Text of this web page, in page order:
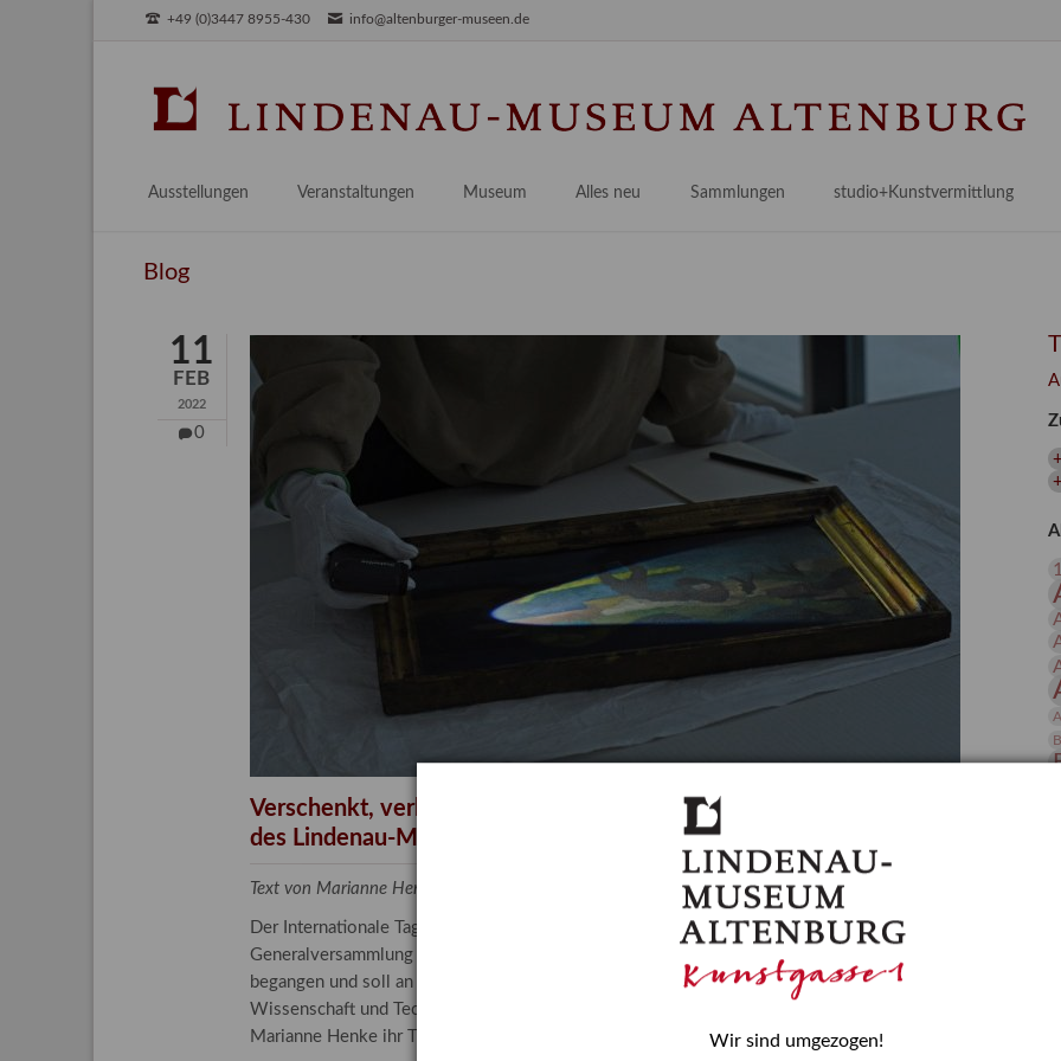
+49 (0)3447 8955-430 info@altenburger-museen.de
Ausstellungen
Aktuell
Veranstaltungen Museum
Praktikum / Praxisprojekt
Bestandskataloge & Editionen
Gesamtverzeichnis
Kalender
Alles neu
Provenienzforschung
Kulturelle Vermittlung
Länderübergreifende kulturtouristische Ziele
Sammlungen
Malerei 17.–19. Jh.
Deutsche Malerei 20./21. Jh.
Grafische Sammlung
Kunstbibliothek
Restaurierung
Forschung
studio+Kunstvermittlung
Angebote für Erwachsene
Angebote für Kitas
Blog
11
FEB
2022
0
Verschenkt, verkauft, vergessen? – Kunstdetektivinnen im Dienste
des Lindenau-Museums
Text von Marianne Henke, Provenienzforscherin am Lindenau-Museum Altenburg
Der Internationale Tag der Frauen und Mädchen in der Wissenschaft wurde 2015 in der
Generalversammlung der Vereinten Nationen beschlossen. Er wird jährlich am 11. Februar
begangen und soll an die entscheidende Rolle erinnern, die Mädchen und Frauen in
Wissenschaft und Technologie spielen. In ihrem Blogbeitrag stellt Provenienzforscherin
Marianne Henke ihr Tätigkeitsfeld vor.
Wir sind umgezogen!